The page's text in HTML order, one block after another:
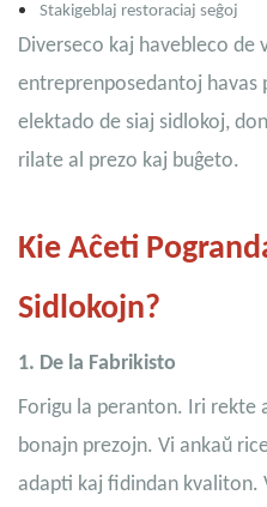
Stakigeblaj restoraciaj seĝoj
Diverseco kaj havebleco de
entreprenposedantoj havas
elektado de siaj sidlokoj,
rilate al prezo kaj buĝeto.
Kie Aĉeti
Sidlokojn?
1. De la Fabrikisto
Forigu la peranton. Iri
bonajn prezojn. Vi ankaŭ
adapti kaj fidindan kvaliton.